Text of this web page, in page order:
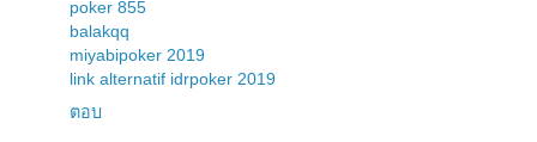
poker 855
balakqq
miyabipoker 2019
link alternatif idrpoker 2019
ตอบ